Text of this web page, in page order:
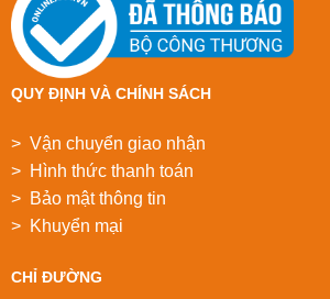
QUY ĐỊNH VÀ CHÍNH SÁCH
> Vận chuyển giao nhận
> Hình thức thanh toán
> Bảo mật thông tin
> Khuyển mại
CHỈ ĐƯỜNG